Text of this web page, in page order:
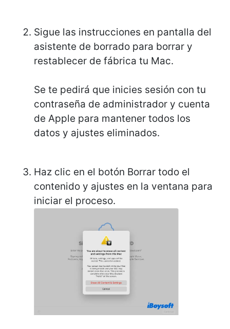
Sigue las instrucciones en pantalla del
asistente de borrado para borrar y
restablecer de fábrica tu Mac.
Se te pedirá que inicies sesión con tu
contraseña de administrador y cuenta
de Apple para mantener todos los
datos y ajustes eliminados.
Haz clic en el botón Borrar todo el
contenido y ajustes en la ventana para
iniciar el proceso.